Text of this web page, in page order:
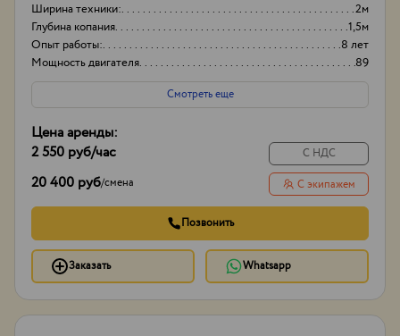
Ширина техники:
2м
Глубина копания
1,5м
Опыт работы:
8 лет
Мощность двигателя
89
Смотреть еще
Цена аренды:
2 550 руб/час
20 400 руб/смена
С НДС
С экипажем
Позвонить
Заказать Whatsapp